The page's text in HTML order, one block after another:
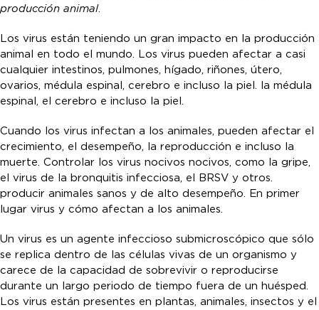
producción animal.
Los virus están teniendo un gran impacto en la producción
animal en todo el mundo. Los virus pueden afectar a casi
cualquier intestinos, pulmones, hígado, riñones, útero,
ovarios, médula espinal, cerebro e incluso la piel. la médula
espinal, el cerebro e incluso la piel.
Cuando los virus infectan a los animales, pueden afectar el
crecimiento, el desempeño, la reproducción e incluso la
muerte. Controlar los virus nocivos nocivos, como la gripe,
el virus de la bronquitis infecciosa, el BRSV y otros.
producir animales sanos y de alto desempeño. En primer
lugar virus y cómo afectan a los animales.
Un virus es un agente infeccioso submicroscópico que sólo
se replica dentro de las células vivas de un organismo y
carece de la capacidad de sobrevivir o reproducirse
durante un largo periodo de tiempo fuera de un huésped.
Los virus están presentes en plantas, animales, insectos y el